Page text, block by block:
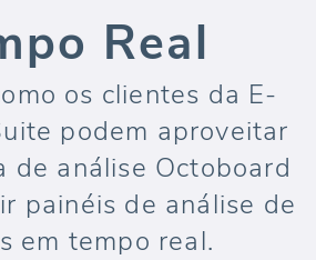
Real
os clientes da E-
podem aproveitar
de análise Octoboard
painéis de análise de
em tempo real.